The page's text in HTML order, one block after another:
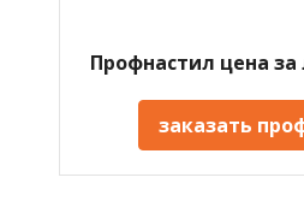
Профнастил цена за
заказать